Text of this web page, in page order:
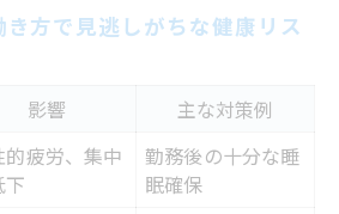
方で見逃しがちな健康リス
影響 主な対策例
的疲労、集中
下
勤務後の十分な睡
眠確保